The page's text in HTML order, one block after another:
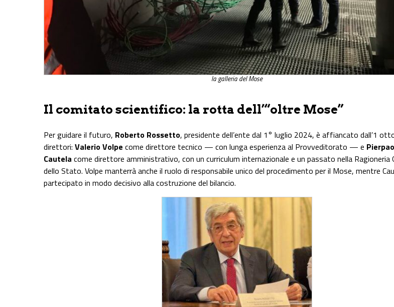
la galleria del Mose
Il comitato scientifico: la rotta dell’“oltre Mose”
Per guidare il futuro, Roberto Rossetto, presidente dell’ente dal 1° luglio 2024, è affiancato dall’1
direttori: Valerio Volpe come direttore tecnico — con lunga esperienza al Provveditorato — e
Cautela come direttore amministrativo, con un curriculum internazionale e un passato nella Ragioneria
dello Stato. Volpe manterrà anche il ruolo di responsabile unico del procedimento per il Mose, mentre
partecipato in modo decisivo alla costruzione del bilancio.